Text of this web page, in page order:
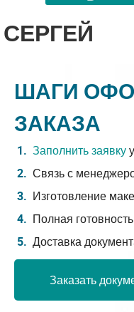
СЕРГЕЙ
ШАГИ
ЗАКАЗА
Заполнить заявку
Связь с
Изготовление
Полная
Доставка
Заказать